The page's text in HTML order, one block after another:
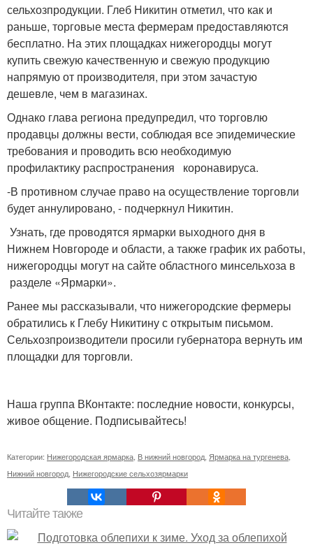
сельхозпродукции. Глеб Никитин отметил, что как и
раньше, торговые места фермерам предоставляются
бесплатно. На этих площадках нижегородцы могут
купить свежую качественную и свежую продукцию
напрямую от производителя, при этом зачастую
дешевле, чем в магазинах.
Однако глава региона предупредил, что торговлю
продавцы должны вести, соблюдая все эпидемические
требования и проводить всю необходимую
профилактику распространения коронавируса.
-В противном случае право на осуществление торговли
будет аннулировано, - подчеркнул Никитин.
Узнать, где проводятся ярмарки выходного дня в
Нижнем Новгороде и области, а также график их работы,
нижегородцы могут на сайте областного минсельхоза в
разделе «Ярмарки».
Ранее мы рассказывали, что нижегородские фермеры
обратились к Глебу Никитину с открытым письмом.
Сельхозпроизводители просили губернатора вернуть им
площадки для торговли.
Наша группа ВКонтакте: последние новости, конкурсы,
живое общение. Подписывайтесь!
Категории: Нижегородская ярмарка В нижний новгород Ярмарка на тургенева
Нижний новгород Нижегородские сельхозярмарки
Читайте также